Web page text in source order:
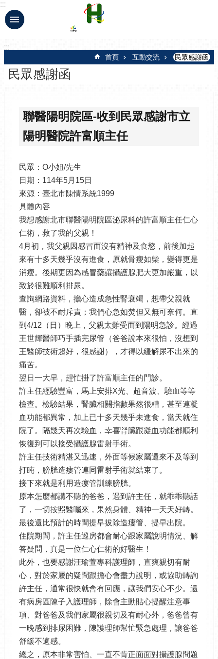
跳到主要內容區塊
:::
:::
首頁 互動交流 民眾感謝函
民眾感謝函
聯醫陽明院區-收到民眾感謝市立
陽明醫院許富順主任
民眾：O小姐/先生
日期：114年5月15日
來源：臺北市陳情系統1999
具體內容
我想感謝北市聯醫陽明院區泌尿科的許富順主任仁心
仁術，救了我的父親！
4月初，我父親因感冒而沒有精神及食慾，前後加起
來有十多天幾乎沒有進食，原就骨瘦如柴，變得更是
消瘦。後期更因為感冒藥讓攝護腺肥大更加嚴重，以
致於很難順利排尿。
查詢網路資料，擔心造成急性腎衰竭，想帶父親就
醫，卻被不耐斥責；我們心急如焚但又無可奈何。直
到4/12（日）晚上，父親太難受而到陽明急診。經過
王世輝醫師巧手插完尿管（爸爸說本來很怕，沒想到
王醫師技術超好，很感謝），才得以緩解尿不出來的
痛苦。
翌日一大早，趕忙掛了許富順主任的門診。
許主任經驗豐富，馬上安排X光、超音波、驗血等等
檢查。檢驗結果，腎臟相關指數果然很糟，甚至連凝
血功能都異常，加上已十多天幾乎未進食，當天就住
院了。隔幾天再次驗血，幸喜腎臟跟凝血功能都順利
恢復到可以接受攝護腺雷射手術。
許主任技術精湛又迅速，外面等候家屬還來不及等到
打盹，膀胱造瘻管連同雷射手術就結束了。
接下來就是利用造瘻管訓練膀胱。
原本怎麼都講不聽的爸爸，遇到許主任，就乖乖聽話
了，一切按照醫囑來，果然身體、精神一天天好轉。
最後還比預計的時間提早拔除造瘻管、提早出院。
住院期間，許主任巡房都會耐心跟家屬說明情況、解
答疑問，真是一位仁心仁術的好醫生！
此外，也要感謝汪瑜萱專科護理師，直爽親切有耐
心，對於家屬的疑問跟擔心會盡力說明，或協助轉詢
許主任，通常很快就會有回應，讓我們安心不少。還
有病房區陳子入護理師，除會主動貼心提醒注意事
項、對爸爸及我們家屬很親切及有耐心外，爸爸曾有
一晚感到排尿困難，陳護理師幫忙緊急處理，讓爸爸
舒緩不適感。
總之，原本非常害怕、一直不肯正面面對攝護腺問題